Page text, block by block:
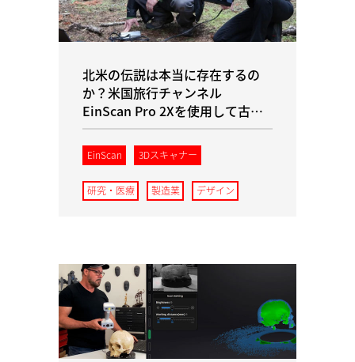
北米の伝説は本当に存在するの
か？米国旅行チャンネル
EinScan Pro 2Xを使用して古く
から伝わる謎の核心に迫る
EinScan 3Dスキャナー
研究・医療 製造業 デザイン